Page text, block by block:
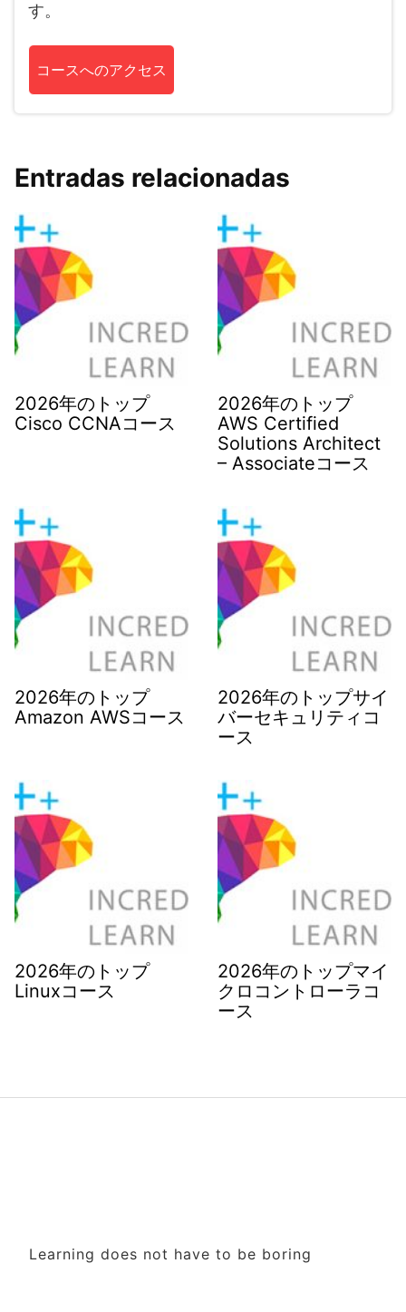
す。
コースへのアクセス
Entradas relacionadas
2026年のトップ
Cisco CCNAコース
2026年のトップ
AWS Certified
Solutions Architect
– Associateコース
2026年のトップ
Amazon AWSコース
2026年のトップサイ
バーセキュリティコ
ース
2026年のトップ
Linuxコース
2026年のトップマイ
クロコントローラコ
ース
Learning does not have to be boring